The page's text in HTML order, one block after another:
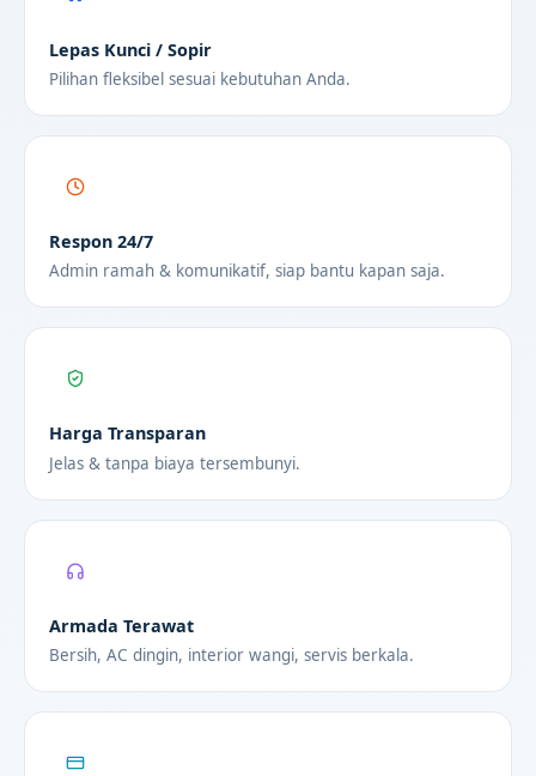
Lepas Kunci / Sopir
Pilihan fleksibel sesuai kebutuhan Anda.
Respon 24/7
Admin ramah & komunikatif, siap bantu kapan saja.
Harga Transparan
Jelas & tanpa biaya tersembunyi.
Armada Terawat
Bersih, AC dingin, interior wangi, servis berkala.